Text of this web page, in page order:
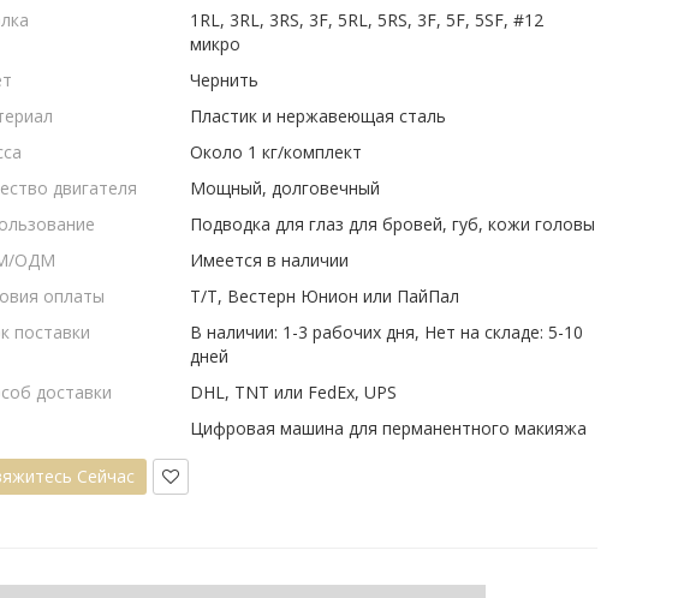
1RL, 3RL, 3RS, 3F, 5RL, 5RS, 3F, 5F, 5SF, #12
микро
Чернить
Пластик и нержавеющая сталь
Около 1 кг/комплект
двигателя
Мощный, долговечный
Подводка для глаз для бровей, губ, кожи головы
ОДМ
Имеется в наличии
оплаты
Т/Т, Вестерн Юнион или ПайПал
поставки
В наличии: 1-3 рабочих дня, Нет на складе: 5-10
дней
доставки
DHL, TNT или FedEx, UPS
Цифровая машина для перманентного макияжа
Сейчас